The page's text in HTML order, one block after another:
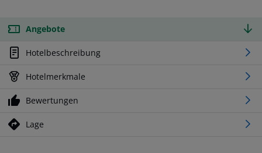
Angebote
Hotelbeschreibung
Hotelmerkmale
Bewertungen
Lage